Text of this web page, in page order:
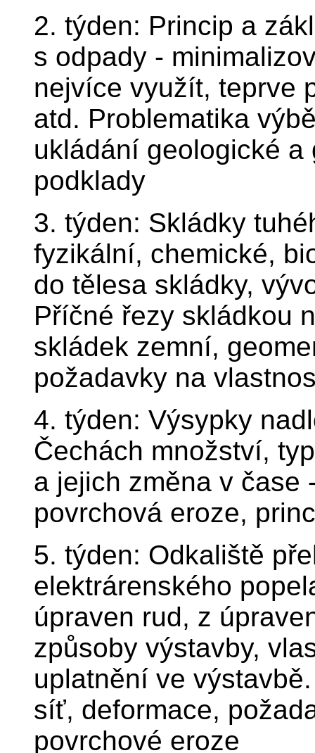
2. týden: Princip a
s odpady -
nejvíce využít, teprve
atd. Problematika
ukládání geologické
podklady
3. týden: Skládky
fyzikální, chemické,
do tělesa skládky,
Příčné řezy skládkou
skládek zemní,
požadavky na
4. týden: Výsypky
Čechách množství,
a jejich změna v čase
povrchová eroze,
5. týden: Odkaliště
elektrárenského
úpraven rud, z
způsoby výstavby,
uplatnění ve
síť, deformace,
povrchové eroze